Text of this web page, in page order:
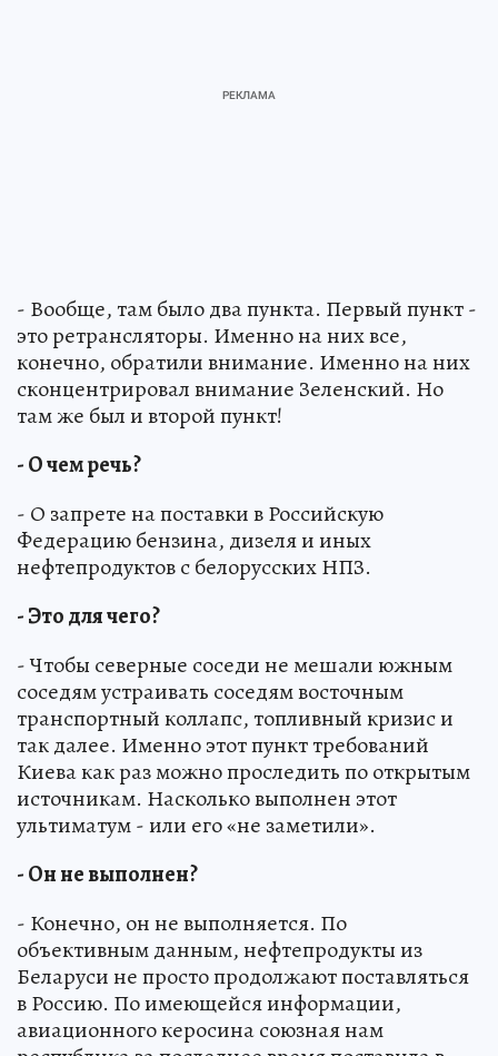
- Вообще, там было два пункта. Первый пункт -
это ретрансляторы. Именно на них все,
конечно, обратили внимание. Именно на них
сконцентрировал внимание Зеленский. Но
там же был и второй пункт!
- О чем речь?
- О запрете на поставки в Российскую
Федерацию бензина, дизеля и иных
нефтепродуктов с белорусских НПЗ.
- Это для чего?
- Чтобы северные соседи не мешали южным
соседям устраивать соседям восточным
транспортный коллапс, топливный кризис и
так далее. Именно этот пункт требований
Киева как раз можно проследить по открытым
источникам. Насколько выполнен этот
ультиматум - или его «не заметили».
- Он не выполнен?
- Конечно, он не выполняется. По
объективным данным, нефтепродукты из
Беларуси не просто продолжают поставляться
в Россию. По имеющейся информации,
авиационного керосина союзная нам